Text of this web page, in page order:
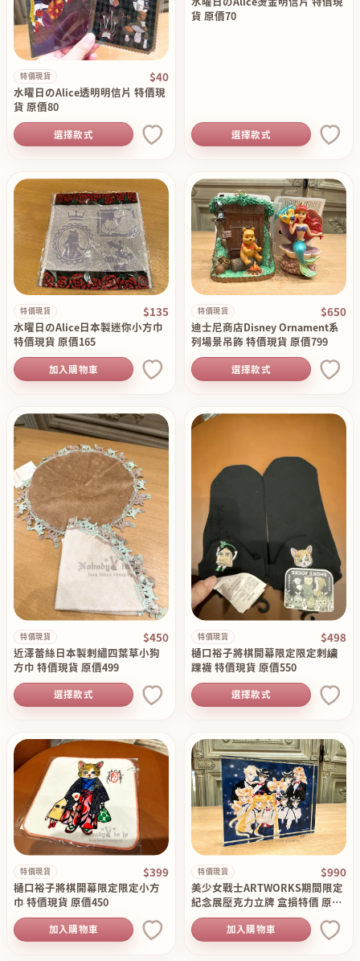
特價現貨 $40
水曜日のAlice透明明信片 特價現
貨 原價80
選擇款式
貨 原價70
選擇款式
特價現貨 $135
水曜日のAlice日本製迷你小方巾
特價現貨 原價165
加入購物車
特價現貨 $650
迪士尼商店Disney Ornament系
列場景吊飾 特價現貨 原價799
選擇款式
特價現貨 $450
近澤蕾絲日本製刺繡四葉草小狗
方巾 特價現貨 原價499
選擇款式
特價現貨 $498
樋口裕子將棋開幕限定限定刺繍
踝襪 特價現貨 原價550
選擇款式
特價現貨 $399
樋口裕子將棋開幕限定限定小方
巾 特價現貨 原價450
加入購物車
特價現貨 $990
美少女戰士ARTWORKS期間限定
紀念展壓克力立牌 盒損特價 原價
1690
加入購物車